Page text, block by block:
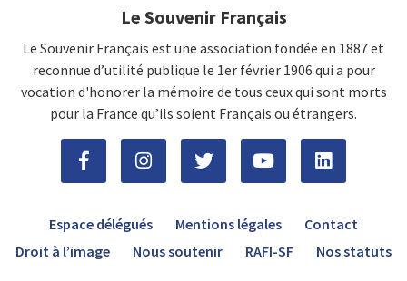
Le Souvenir Français
Le Souvenir Français est une association fondée en 1887 et
reconnue d’utilité publique le 1er février 1906 qui a pour
vocation d'honorer la mémoire de tous ceux qui sont morts
pour la France qu’ils soient Français ou étrangers.
Espace délégués Mentions légales
Contact
Droit à l’image
Nous soutenir RAFI-SF Nos statuts